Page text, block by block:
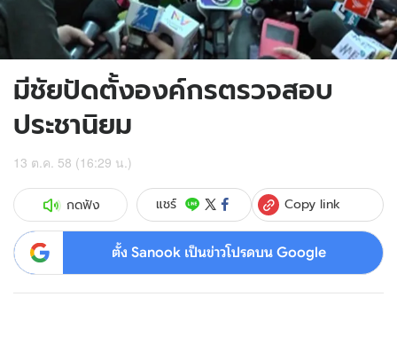
มีชัยปัดตั้งองค์กรตรวจสอบ
ประชานิยม
13 ต.ค. 58 (16:29 น.)
กดฟัง แชร์ Copy link
ตั้ง Sanook เป็นข่าวโปรดบน Google